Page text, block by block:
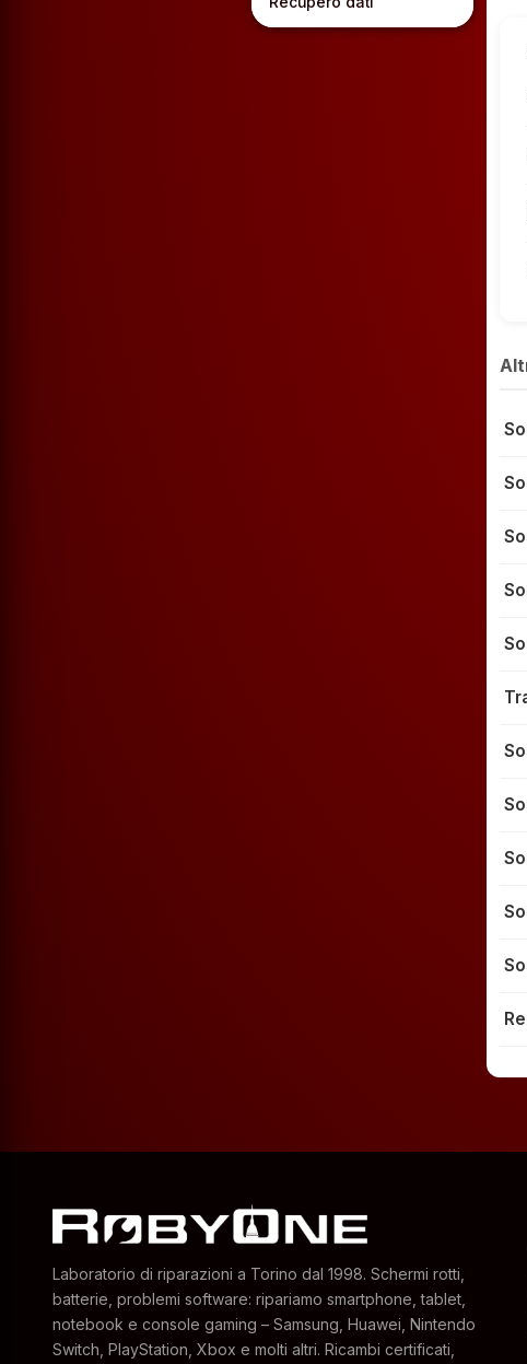
Laboratorio di riparazioni a Torino dal 1998. Schermi rotti,
batterie, problemi software: ripariamo smartphone, tablet,
notebook e console gaming – Samsung, Huawei, Nintendo
Switch, PlayStation, Xbox e molti altri. Ricambi certificati,